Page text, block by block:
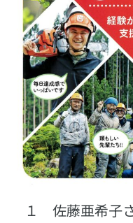
１ 佐藤亜希子